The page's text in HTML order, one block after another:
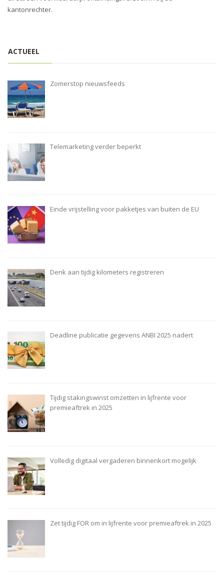
kantonrechter.
ACTUEEL
Zomerstop nieuwsfeeds
Telemarketing verder beperkt
Einde vrijstelling voor pakketjes van buiten de EU
Denk aan tijdig kilometers registreren
Deadline publicatie gegevens ANBI 2025 nadert
Tijdig stakingswinst omzetten in lijfrente voor
premieaftrek in 2025
Volledig digitaal vergaderen binnenkort mogelijk
Zet tijdig FOR om in lijfrente voor premieaftrek in 2025